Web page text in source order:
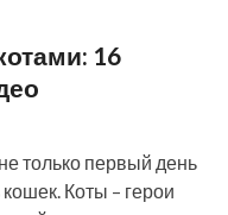
16
только первый день
Коты – герои